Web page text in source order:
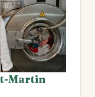
Martin